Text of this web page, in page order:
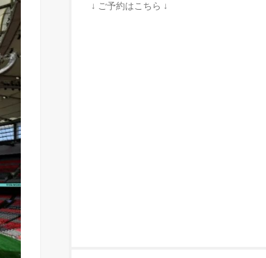
↓ ご予約はこちら ↓